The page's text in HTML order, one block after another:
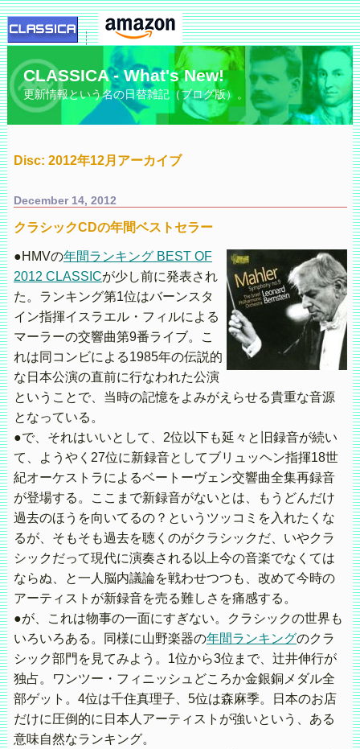
CLASSICA - What's New!
更新情報という名の日替雑記（ブログ版）。
Disc: 2012年12月アーカイブ
December 14, 2012
クラシックCDの年間ベストセラー
●HMVの年間ランキング BEST OF
2012 CLASSICが少し前に発表され
た。ランキング第1位はバーンスタ
イン指揮イスラエル・フィルによる
マーラーの交響曲第9番ライブ。こ
れは同コンビによる1985年の伝説的
な日本公演の直前に行なわれた公演
ということで、当時の記憶をよみがえらせる貴重な音源
となっている。
●で、それはいいとして、2位以下も延々と旧録音が続い
て、ようやく27位に新録音としてブリュッヘン指揮18世
紀オーケストラによるベートーヴェン交響曲全集再録音
が登場する。ここまで新録音がないとは、もうどんだけ
過去のほうを向いてるの？というツッコミを入れたくな
るが、そもそも過去を聴くのがクラシックだ、いやクラ
シックだって現代に演奏される以上今の音楽でなくては
ならぬ、と一人脳内議論を戦わせつつも、改めて今時の
アーティストが新録音を売る難しさを痛感する。
●が、これは物事の一面にすぎない。クラシックの世界も
いろいろある。同様に山野楽器の年間ランキングのクラ
シック部門を見てみよう。1位から3位まで、辻井伸行が
独占。ワンツー・フィニッシュどころか金銀銅メダル全
部ゲット。4位は千住真理子、5位は森麻季。日本のお店
だけに圧倒的に日本人アーティストが強いという、ある
意味自然なランキング。